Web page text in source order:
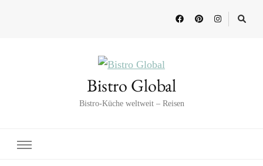
Bistro Global
Bistro-Küche weltweit – Reisen